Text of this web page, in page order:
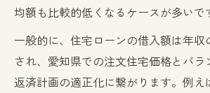
均額も比較的低くなるケースが多いで
一般的に、住宅ローンの借入額は年収
され、愛知県での注文住宅価格とバ
返済計画の適正化に繋がります。例え